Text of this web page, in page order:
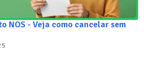
NOS - Veja como cancelar sem